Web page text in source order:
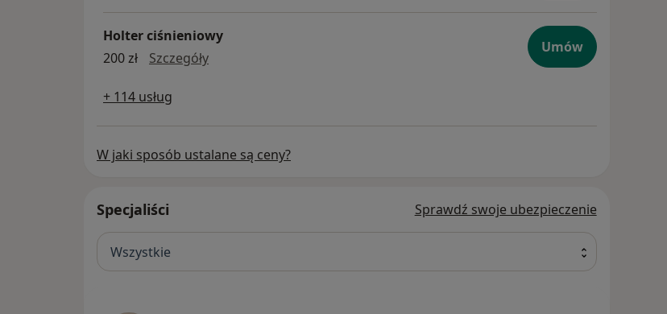
Holter ciśnieniowy
200 zł
SzczegółyHolter ciśnieniowy
Umów
+ 114 usług
W jaki sposób ustalane są ceny?
Specjaliści Sprawdź swoje ubezpieczenie
Wszystkie